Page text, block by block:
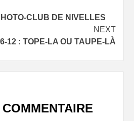
CLUB DE NIVELLES
NEXT
12 : TOPE-LA OU TAUPE-LÀ